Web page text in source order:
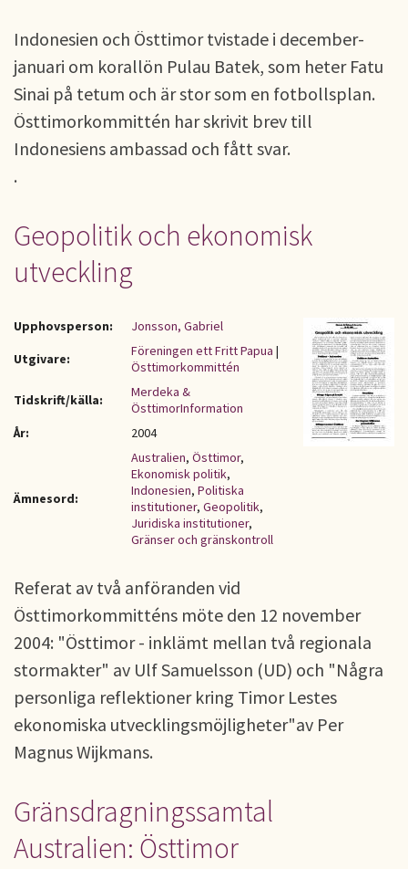
Indonesien och Östtimor tvistade i december-
januari om korallön Pulau Batek, som heter Fatu
Sinai på tetum och är stor som en fotbollsplan.
Östtimorkommittén har skrivit brev till
Indonesiens ambassad och fått svar.
.
Geopolitik och ekonomisk
utveckling
Upphovsperson:
Jonsson, Gabriel
Utgivare:
Föreningen ett Fritt Papua |
Östtimorkommittén
Tidskrift/källa:
Merdeka &
ÖsttimorInformation
År:
2004
Ämnesord:
Australien, Östtimor,
Ekonomisk politik,
Indonesien, Politiska
institutioner, Geopolitik,
Juridiska institutioner,
Gränser och gränskontroll
Referat av två anföranden vid
Östtimorkommitténs möte den 12 november
2004: "Östtimor - inklämt mellan två regionala
stormakter" av Ulf Samuelsson (UD) och "Några
personliga reflektioner kring Timor Lestes
ekonomiska utvecklingsmöjligheter"av Per
Magnus Wijkmans.
Gränsdragningssamtal
Australien: Östtimor